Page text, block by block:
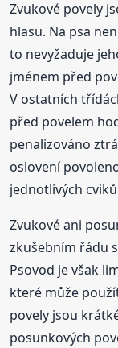
Zvukové povely
hlasu. Na psa
to nevyžaduje
jménem před
V ostatních
před povelem
penalizováno
oslovení
jednotlivých
Zvukové ani
zkušebním řádu
Psovod je však
které může
povely jsou
posunkových